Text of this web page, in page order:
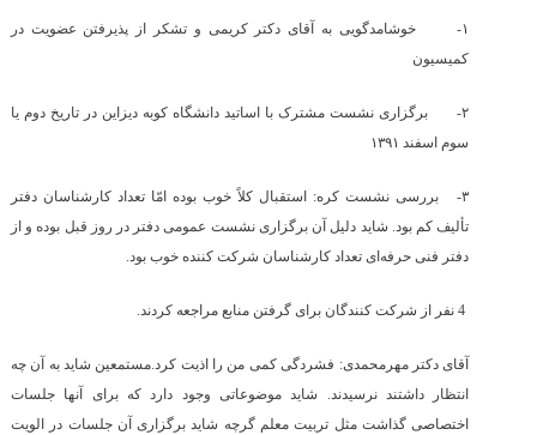
۱-
خوشامدگویی به آقای دکتر کریمی و تشکر از پذیرفتن عضویت در
کمیسیون
۲-
برگزاری نشست مشترک با اساتید دانشگاه کوبه دیزاین در تاریخ دوم یا
سوم اسفند ۱۳۹۱
۳-
بررسی نشست کره: استقبال کلاً خوب بوده امّا تعداد کارشناسان دفتر
تألیف کم بود. شاید دلیل آن برگزاری نشست عمومی دفتر در روز قبل بوده و از
دفتر فنی حرفه‌ای تعداد کارشناسان شرکت کننده خوب بود.
آقای دکتر مهرمحمدی: فشردگی کمی من را اذیت کرد.مستمعین شاید به آن چه
انتظار داشتند نرسیدند. شاید موضوعاتی وجود دارد که برای آنها جلسات
اختصاصی گذاشت مثل تربیت معلم گرچه شاید برگزاری آن جلسات در الویت